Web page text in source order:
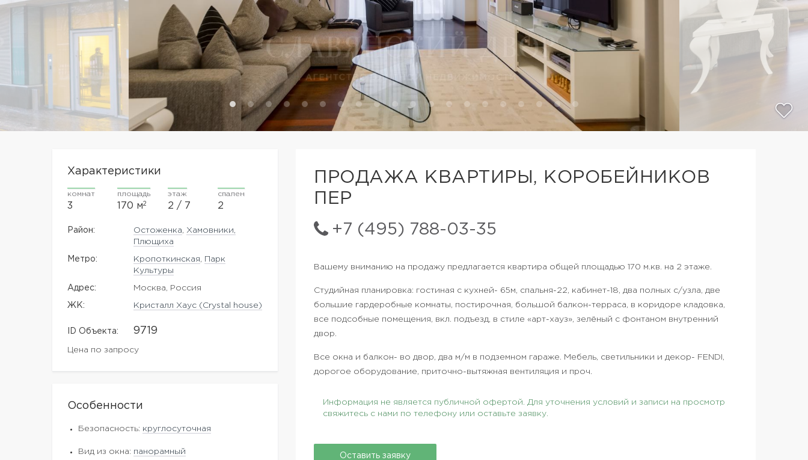
ПРОДАЖА КВАРТИРЫ, КОРОБЕЙНИКОВ
ПЕР
+7 (495) 788-03-35
Характеристики
комнат
3
площадь
170 м2
этаж
2 / 7
спален
2
Район: Остоженка
Хамовники,
Плющиха
Метро: Кропоткинская
Парк
Культуры
Адрес: Москва, Россия
ЖK: Кристалл Хаус (Crystal house)
ID Объекта: 9719
Цена по запросу
Особенности
Безопасность: круглосуточная
Вид из окна: панорамный
Вашему вниманию на продажу предлагается квартира общей площадью 170 м.кв. на 2 этаже.
Студийная планировка: гостиная с кухней- 65м, спальня-22, кабинет-18, два полных с/узла, две
большие гардеробные комнаты, постирочная, большой балкон-терраса, в коридоре кладовка,
все подсобные помещения, вкл. подъезд, в стиле «арт-хауз», зелёный с фонтаном внутренний
двор.
Все окна и балкон- во двор, два м/м в подземном гараже. Мебель, светильники и декор- FENDI,
дорогое оборудование, приточно-вытяжная вентиляция и проч.
Информация не является публичной офертой. Для уточнения условий и записи на просмотр
свяжитесь с нами по телефону или оставьте заявку.
Оставить заявку